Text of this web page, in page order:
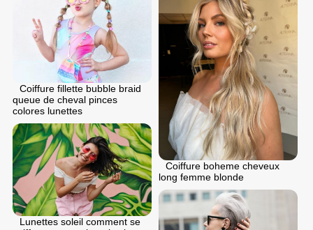
Coiffure fillette bubble braid
queue de cheval pinces
colores lunettes
Coiffure boheme cheveux
long femme blonde
Lunettes soleil comment se